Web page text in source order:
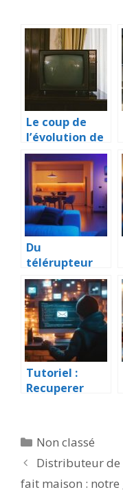
Le coup de
l’évolution de
la télévision
passe en
écran plat
Du
télérupteur
au recyclage :
circuit
vertueux pour
un éclairage
responsable
Tutoriel :
Recuperer
vers le service
de votre choix
Catégories
Non classé
Distributeur
fait maison :